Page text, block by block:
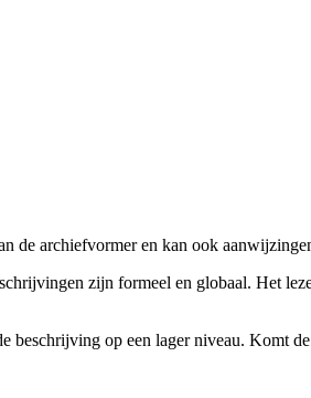
de archiefvormer en kan ook
zijn formeel en globaal. Het
op een lager niveau. Komt